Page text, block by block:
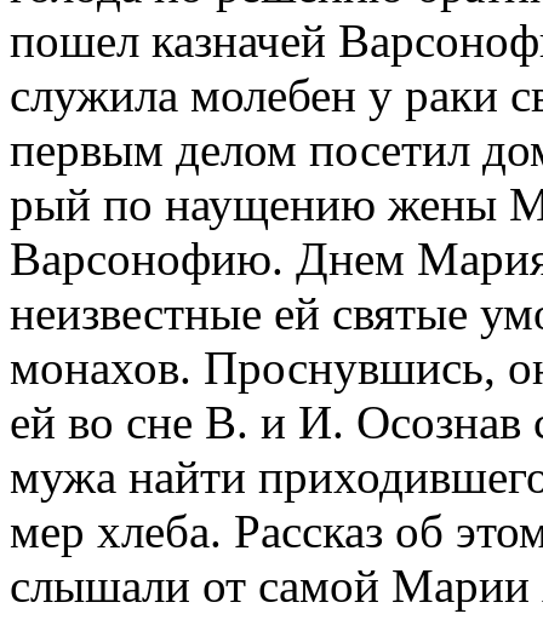
пошел казначей
служила молебен у раки
первым делом посетил
рый по наущению жены
Варсонофию. Днем
неизвестные ей святые
монахов. Проснувшись,
ей во сне В. и И. Осознав
мужа найти
мер хлеба. Рассказ об
слышали от самой Марии